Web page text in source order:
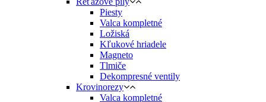
Piesty
Valca kompletné
Ložiská
Kľukové hriadele
Magneto
Tlmiče
Dekompresné ventily
Krovinorezy
Valca kompletné